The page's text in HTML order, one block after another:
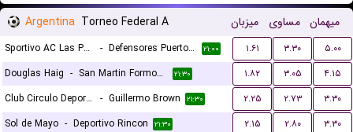
Argentina Torneo Federal A میزبان مساوی میهمان
Sportivo AC Las Parejas - Defensores Puerto Vilelas ۲۱:۰۰ ۱.۶۱ ۳.۳۰
۵.۰۰
Douglas Haig - San Martin Formosa ۲۱:۳۰ ۱.۸۲ ۳.۰۵
۴.۱۵
Club Circulo Deportivo - Guillermo Brown ۲۱:۳۰ ۲.۲۵ ۲.۷۳
۳.۳۰
Sol de Mayo - Deportivo Rincon ۲۱:۳۰ ۲.۱۵ ۲.۸۰
۳.۳۰